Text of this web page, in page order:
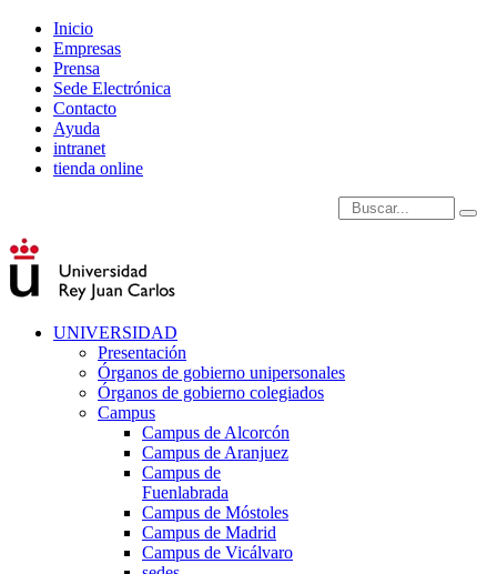
Inicio
Empresas
Prensa
Sede Electrónica
Contacto
Ayuda
intranet
tienda online
Introduce términos de
UNIVERSIDAD
Presentación
Órganos de gobierno unipersonales
Órganos de gobierno colegiados
Campus
Campus de Alcorcón
Campus de Aranjuez
Campus de
Fuenlabrada
Campus de Móstoles
Campus de Madrid
Campus de Vicálvaro